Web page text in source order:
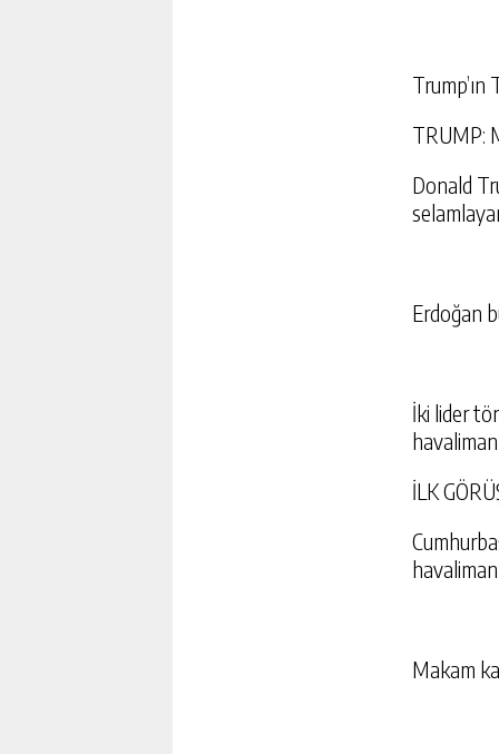
TRUMP:
Donald
Erdoğan
İki lider
İLK
Makam